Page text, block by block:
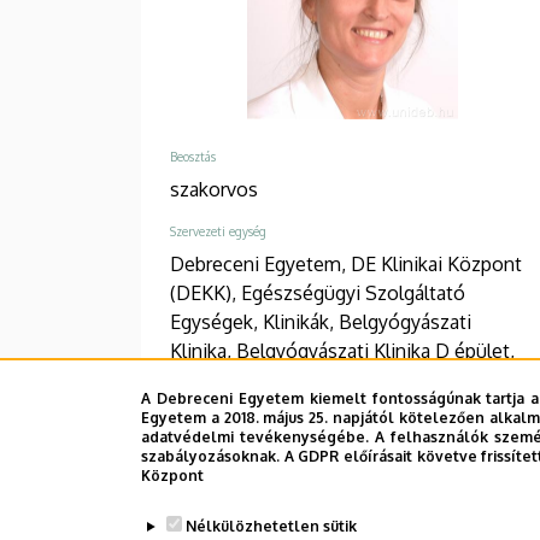
A Debreceni Egyetem kiemelt fontosságúnak
Egyetem a 2018. május 25. napjától kötelezően
adatvédelmi tevékenységébe. A felhasználók
szabályozásoknak. A GDPR előírásait követve
Központ
Nélkülözhetetlen sütik
Beosztás
szakorvos
Szervezeti egység
Debreceni Egyetem, DE Klinikai Központ
(DEKK), Egészségügyi Szolgáltató
Egységek, Klinikák, Belgyógyászati
Klinika, Belgyógyászati Klinika D épület,
Telefon
+36 52 511 777 / 1709
4031 Debrecen Bartók Béla út 2-26